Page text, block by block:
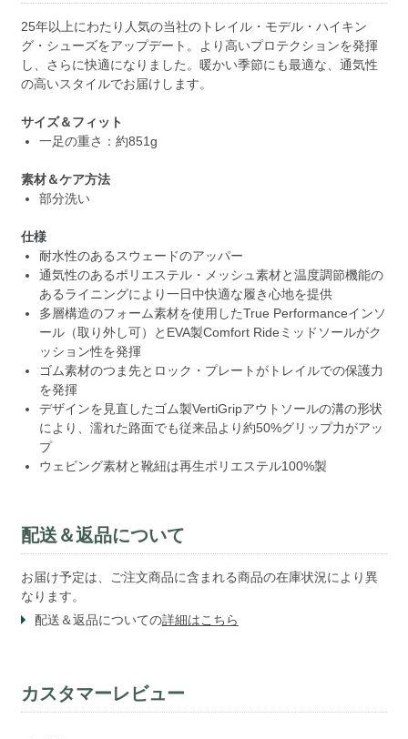
25年以上にわたり人気の当社のトレイル・モデル・ハイキン
グ・シューズをアップデート。より高いプロテクションを発揮
し、さらに快適になりました。暖かい季節にも最適な、通気性
の高いスタイルでお届けします。
サイズ＆フィット
一足の重さ：約851g
素材＆ケア方法
部分洗い
仕様
耐水性のあるスウェードのアッパー
通気性のあるポリエステル・メッシュ素材と温度調節機能の
あるライニングにより一日中快適な履き心地を提供
多層構造のフォーム素材を使用したTrue Performanceインソ
ール（取り外し可）とEVA製Comfort Rideミッドソールがク
ッション性を発揮
ゴム素材のつま先とロック・プレートがトレイルでの保護力
を発揮
デザインを見直したゴム製VertiGripアウトソールの溝の形状
により、濡れた路面でも従来品より約50%グリップ力がアッ
プ
ウェビング素材と靴紐は再生ポリエステル100%製
配送＆返品について
お届け予定は、ご注文商品に含まれる商品の在庫状況により異
なります。
配送＆返品についての詳細はこちら
カスタマーレビュー